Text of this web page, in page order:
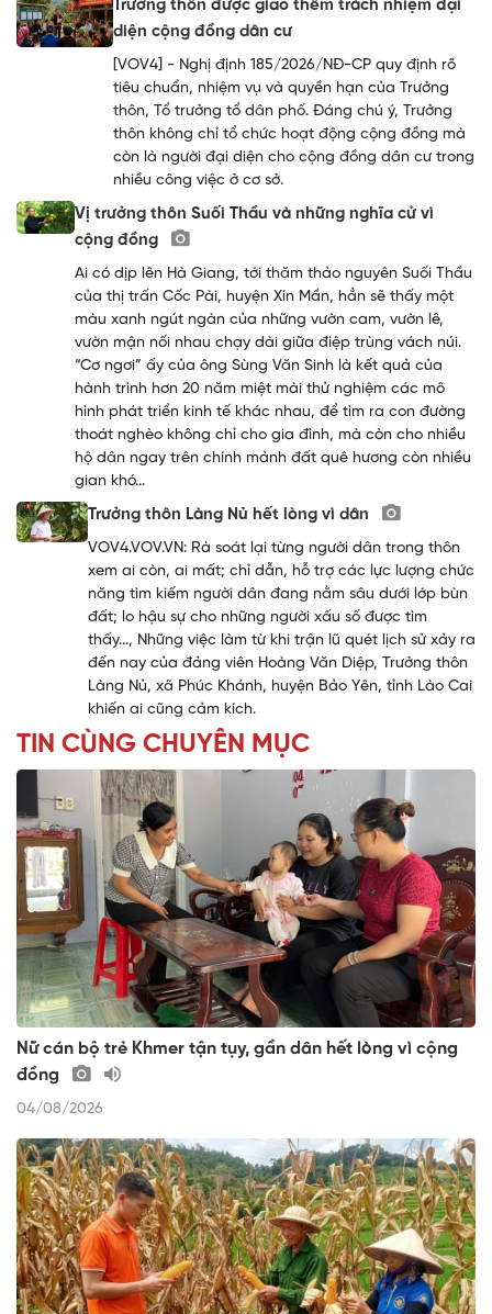
Trưởng thôn được giao thêm trách nhiệm đại
diện cộng đồng dân cư
[VOV4] - Nghị định 185/2026/NĐ-CP quy định rõ
tiêu chuẩn, nhiệm vụ và quyền hạn của Trưởng
thôn, Tổ trưởng tổ dân phố. Đáng chú ý, Trưởng
thôn không chỉ tổ chức hoạt động cộng đồng mà
còn là người đại diện cho cộng đồng dân cư trong
nhiều công việc ở cơ sở.
Vị trưởng thôn Suối Thầu và những nghĩa cử vì
cộng đồng
Ai có dịp lên Hà Giang, tới thăm thảo nguyên Suối Thầu
của thị trấn Cốc Pài, huyện Xín Mần, hẳn sẽ thấy một
màu xanh ngút ngàn của những vườn cam, vườn lê,
vườn mận nối nhau chạy dài giữa điệp trùng vách núi.
“Cơ ngơi” ấy của ông Sùng Văn Sinh là kết quả của
hành trình hơn 20 năm miệt mài thử nghiệm các mô
hình phát triển kinh tế khác nhau, để tìm ra con đường
thoát nghèo không chỉ cho gia đình, mà còn cho nhiều
hộ dân ngay trên chính mảnh đất quê hương còn nhiều
gian khó...
Trưởng thôn Làng Nủ hết lòng vì dân
VOV4.VOV.VN: Rà soát lại từng người dân trong thôn
xem ai còn, ai mất; chỉ dẫn, hỗ trợ các lực lượng chức
năng tìm kiếm người dân đang nằm sâu dưới lớp bùn
đất; lo hậu sự cho những người xấu số được tìm
thấy..., Những việc làm từ khi trận lũ quét lịch sử xảy ra
đến nay của đảng viên Hoàng Văn Diệp, Trưởng thôn
Làng Nủ, xã Phúc Khánh, huyện Bảo Yên, tỉnh Lào Cai
khiến ai cũng cảm kích.
TIN CÙNG CHUYÊN MỤC
Nữ cán bộ trẻ Khmer tận tụy, gần dân hết lòng vì cộng
đồng
04/08/2026